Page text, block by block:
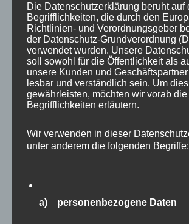
Wie bei jedem Tierparkbesuch
auch Bilder “links und rechts des
ich jetzt in einer Galerie
Eingangsnähe erwartete war schon
Die Datenschutzerklärung beruht auf
Begrifflichkeiten, die durch den
Richtlinien- und Verordnungsgeber
der Datenschutz-Grundverordnung
verwendet wurden. Unsere
soll sowohl für die Öffentlichkeit als
unsere Kunden und
lesbar und verständlich sein. Um
gewährleisten, möchten wir vorab
Begrifflichkeiten erläutern.
Wir verwenden in dieser
unter anderem die folgenden Begriffe:
a) personenbezogene Daten